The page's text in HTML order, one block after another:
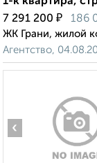
7 291 200 ₽ 186
ЖК Грани, жилой
Агентство,
‹